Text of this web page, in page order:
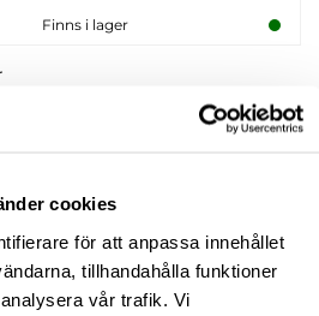
cookies
för att anpassa innehållet
tillhandahålla funktioner
vår trafik. Vi
Finns i lager